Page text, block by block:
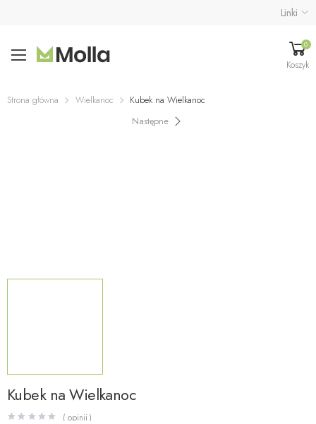
Linki
0
Koszyk
Strona główna Wielkanoc
Kubek na Wielkanoc
Następne
Kubek na Wielkanoc
( opinii )